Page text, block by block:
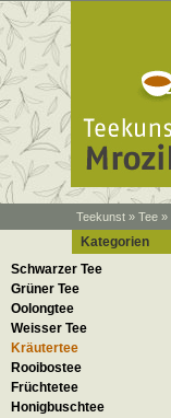
Teekunst » Tee »
Kategorien
Schwarzer Tee
Grüner Tee
Oolongtee
Weisser Tee
Kräutertee
Rooibostee
Früchtetee
Honigbuschtee